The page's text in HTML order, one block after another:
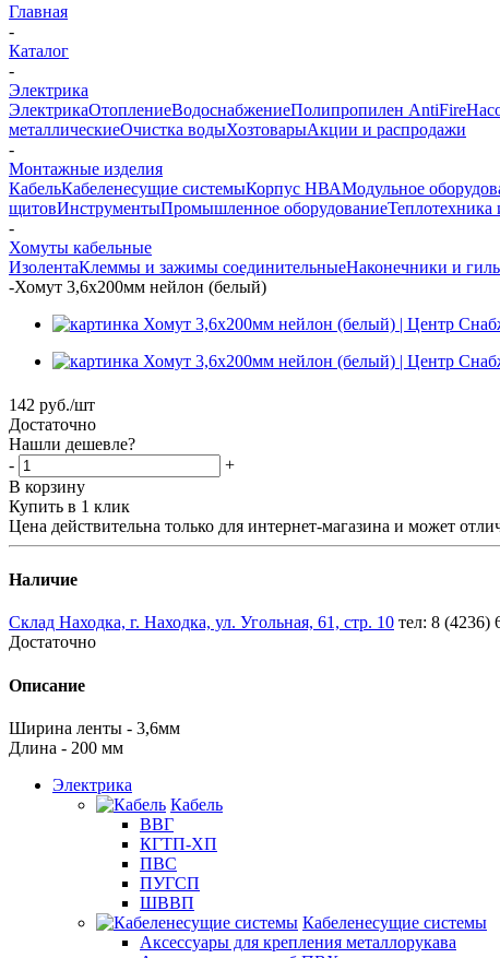
Главная
-
Каталог
-
Электрика
ЭлектрикаОтоплениеВодоснабжениеПолипропилен AntiFire
металлическиеОчистка водыХозтоварыАкции и распродажи
-
Монтажные изделия
КабельКабеленесущие системыКорпус НВАМодульное
щитовИнструментыПромышленное оборудованиеТеплотехника
-
Хомуты кабельные
ИзолентаКлеммы и зажимы соединительныеНаконечники и
-Хомут 3,6х200мм нейлон (белый)
142 руб./шт
Достаточно
Нашли дешевле?
-
+
В корзину
Купить в 1 клик
Цена действительна только для интернет-магазина и может
Наличие
Склад Находка, г. Находка, ул. Угольная, 61, стр. 10 тел: 8 (4236)
Достаточно
Описание
Ширина ленты - 3,6мм
Длина - 200 мм
Электрика
Кабель
ВВГ
КГТП-ХП
ПВС
ПУГСП
ШВВП
Кабеленесущие системы
Аксессуары для крепления металлорукава